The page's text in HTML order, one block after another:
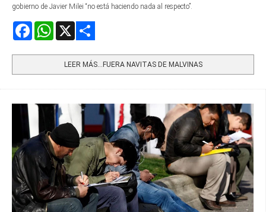
gobierno de Javier Milei “no está haciendo nada al respecto”.
FacebookWhatsApp
LEER MÁS…FUERA NAVITAS DE MALVINAS